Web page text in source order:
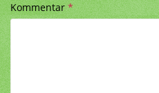
Kommentar*